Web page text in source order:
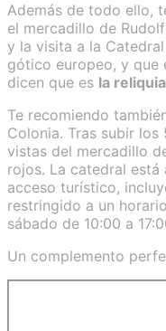
Además de todo ello,
el mercadillo de
y la visita a la
gótico europeo, y que
dicen que es la
Te recomiendo
Colonia. Tras subir
vistas del mercadillo
rojos. La catedral
acceso turístico,
restringido a un
sábado de 10:00 a
Un complemento